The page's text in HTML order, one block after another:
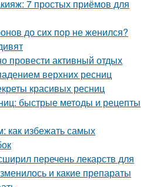
7 простых приёмов для
до сих пор не женился?
провести активный отдых
верхних ресниц
красивых ресниц
быстрые методы и рецепты
как избежать самых
перечень лекарств для
и какие препараты